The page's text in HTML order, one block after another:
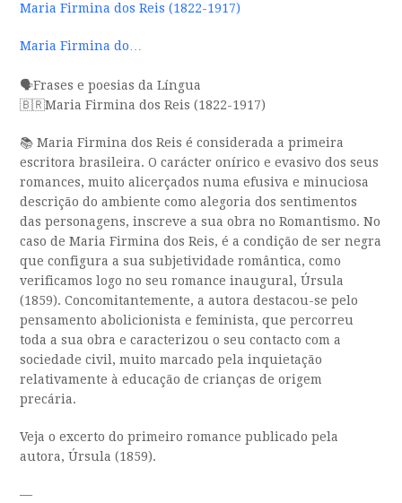
Maria Firmina dos Reis (1822-1917)
Maria Firmina do…
🗣️Frases e poesias da Língua
🇧🇷Maria Firmina dos Reis (1822-1917)
📚 Maria Firmina dos Reis é considerada a primeira
escritora brasileira. O carácter onírico e evasivo dos seus
romances, muito alicerçados numa efusiva e minuciosa
descrição do ambiente como alegoria dos sentimentos
das personagens, inscreve a sua obra no Romantismo. No
caso de Maria Firmina dos Reis, é a condição de ser negra
que configura a sua subjetividade romântica, como
verificamos logo no seu romance inaugural, Úrsula
(1859). Concomitantemente, a autora destacou-se pelo
pensamento abolicionista e feminista, que percorreu
toda a sua obra e caracterizou o seu contacto com a
sociedade civil, muito marcado pela inquietação
relativamente à educação de crianças de origem
precária.
Veja o excerto do primeiro romance publicado pela
autora, Úrsula (1859).
—